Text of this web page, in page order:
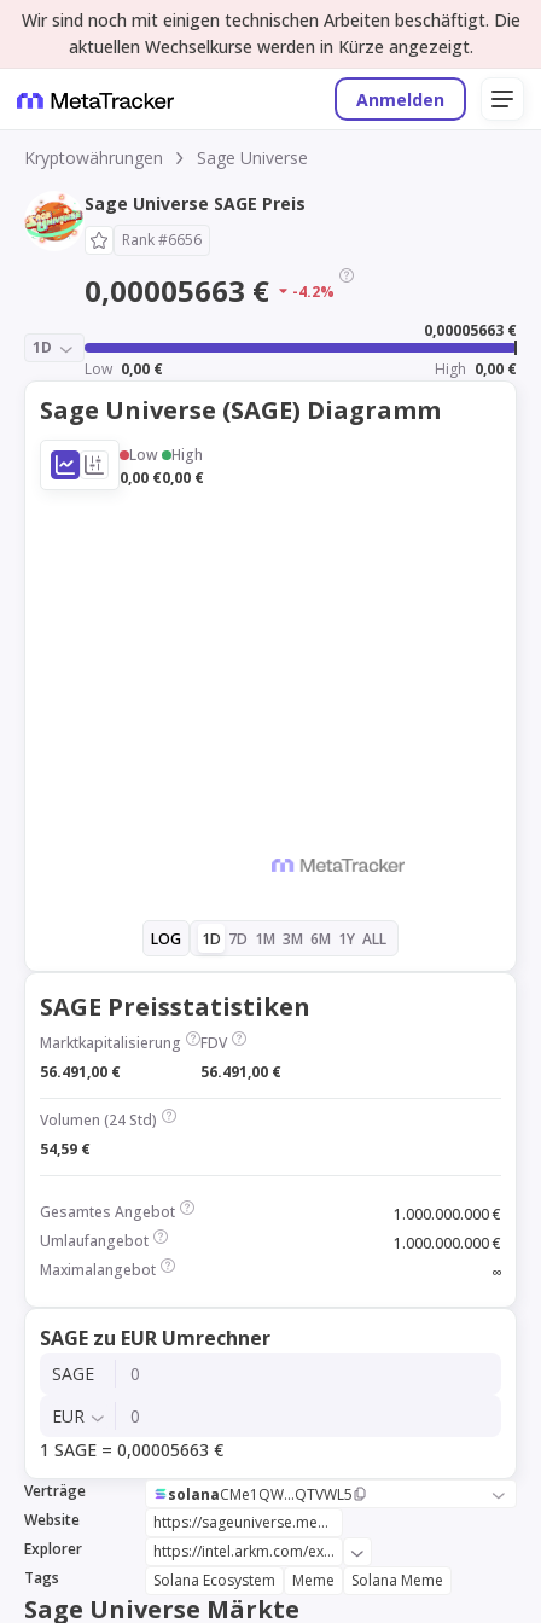
Wir sind noch mit einigen technischen Arbeiten beschäftigt. Die
aktuellen Wechselkurse werden in Kürze angezeigt.
Anmelden
Kryptowährungen
Sage Universe
Sage Universe SAGE Preis
Rank #6656
0,00005663 € -4.2%
1D
0,00005663 €
Low 0,00 € High 0,00 €
Sage Universe (SAGE) Diagramm
Low
0,00 €
High
0,00 €
LOG 1D 7D 1M 3M 6M 1Y ALL
SAGE Preisstatistiken
Marktkapitalisierung
56.491,00 €
FDV
56.491,00 €
Volumen (24 Std)
54,59 €
Gesamtes Angebot
1.000.000.000 €
Umlaufangebot
1.000.000.000 €
Maximalangebot
∞
SAGE zu EUR Umrechner
SAGE
EUR
1 SAGE = 0,00005663 €
Verträge solanaCMe1QW...QTVWL5
Website
https://sageuniverse.meme/
Explorer
https://intel.arkm.com/explorer/token/sage-universe
Tags
Solana Ecosystem Meme Solana Meme
Sage Universe Märkte